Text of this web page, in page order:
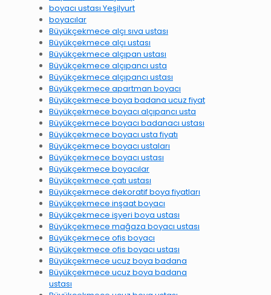
boyacı ustası Yeşilyurt
boyacılar
Büyükçekmece alçı sıva ustası
Büyükçekmece alçı ustası
Büyükçekmece alçıpan ustası
Büyükçekmece alçıpancı usta
Büyükçekmece alçıpancı ustası
Büyükçekmece apartman boyacı
Büyükçekmece boya badana ucuz fiyat
Büyükçekmece boyacı alçıpancı usta
Büyükçekmece boyacı badanacı ustası
Büyükçekmece boyacı usta fiyatı
Büyükçekmece boyacı ustaları
Büyükçekmece boyacı ustası
Büyükçekmece boyacılar
Büyükçekmece çatı ustası
Büyükçekmece dekoratif boya fiyatları
Büyükçekmece inşaat boyacı
Büyükçekmece işyeri boya ustası
Büyükçekmece mağaza boyacı ustası
Büyükçekmece ofis boyacı
Büyükçekmece ofis boyacı ustası
Büyükçekmece ucuz boya badana
Büyükçekmece ucuz boya badana
ustası